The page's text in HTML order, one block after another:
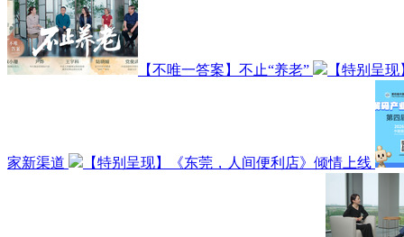
【不唯一答案】不止“养老” 【特别呈
家新渠道 【特别呈现】《东莞，人间便利店》倾情上线